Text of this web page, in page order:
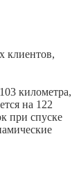
клиентов,
километра,
на 122
при спуске